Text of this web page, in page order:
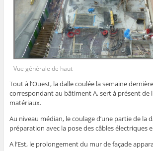
Vue générale de haut
Tout à l’Ouest, la dalle coulée la semaine
correspondant au bâtiment A, sert à présent de
matériaux.
Au niveau médian, le coulage d’une partie de la
préparation avec la pose des câbles électriques
A l’Est, le prolongement du mur de façade